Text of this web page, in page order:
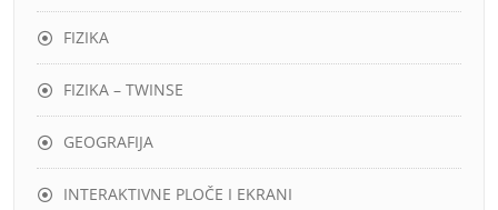
FIZIKA
FIZIKA – TWINSE
GEOGRAFIJA
INTERAKTIVNE PLOČE I EKRANI